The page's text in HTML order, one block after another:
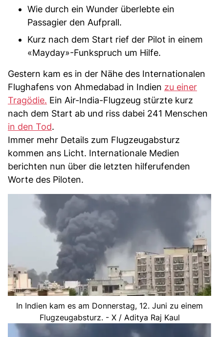
Wie durch ein Wunder überlebte ein
Passagier den Aufprall.
Kurz nach dem Start rief der Pilot in einem
«Mayday»-Funkspruch um Hilfe.
Gestern kam es in der Nähe des Internationalen
Flughafens von Ahmedabad in Indien zu einer
Tragödie. Ein Air-India-Flugzeug stürzte kurz
nach dem Start ab und riss dabei 241 Menschen
in den Tod.
Immer mehr Details zum Flugzeugabsturz
kommen ans Licht. Internationale Medien
berichten nun über die letzten hilferufenden
Worte des Piloten.
In Indien kam es am Donnerstag, 12. Juni zu einem
Flugzeugabsturz. - X / Aditya Raj Kaul